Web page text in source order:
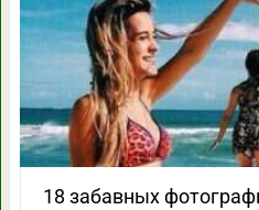
18 забавных